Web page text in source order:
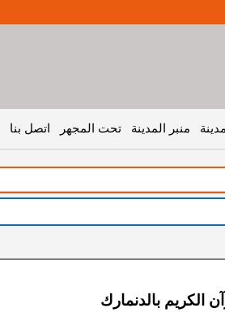
منبر المدينة تحت المجهر اتصل بنا